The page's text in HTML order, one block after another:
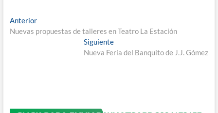
Navegación
de
AnteriorEntrada
anterior:
Nuevas propuestas de talleres en Teatro La Estación
SiguienteEntrada
siguiente:
Nueva Feria del Banquito de J.J. Gómez